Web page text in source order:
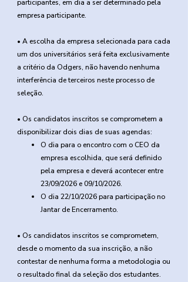
participantes, em dia a ser determinado pela
empresa participante.
• A escolha da empresa selecionada para cada
um dos universitários será feita exclusivamente
a critério da Odgers, não havendo nenhuma
interferência de terceiros neste processo de
seleção.
• Os candidatos inscritos se comprometem a
disponibilizar dois dias de suas agendas:
O dia para o encontro com o CEO da
empresa escolhida, que será definido
pela empresa e deverá acontecer entre
23/09/2026 e 09/10/2026.
O dia 22/10/2026 para participação no
Jantar de Encerramento.
• Os candidatos inscritos se comprometem,
desde o momento da sua inscrição, a não
contestar de nenhuma forma a metodologia ou
o resultado final da seleção dos estudantes.